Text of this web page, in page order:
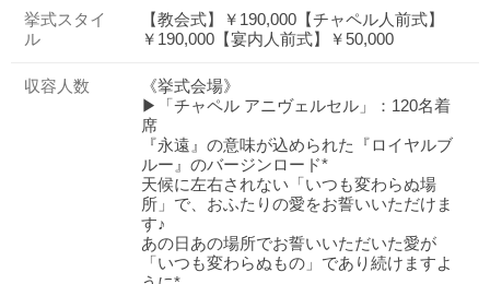
挙式スタイ
ル
【教会式】￥190,000【チャペル人前式】
￥190,000【宴内人前式】￥50,000
収容人数
《挙式会場》
▶「チャペル アニヴェルセル」：120名着
席
『永遠』の意味が込められた『ロイヤルブ
ルー』のバージンロード*
天候に左右されない「いつも変わらぬ場
所」で、おふたりの愛をお誓いいただけま
す♪
あの日あの場所でお誓いいただいた愛が
「いつも変わらぬもの」であり続けますよ